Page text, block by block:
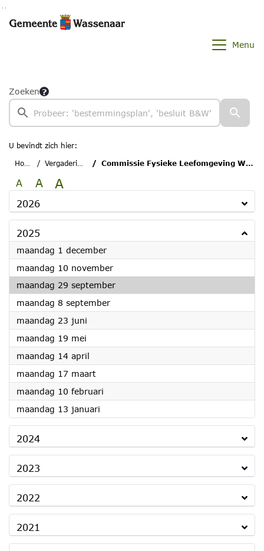
Ga naar de inhoud van deze pagina
Ga naar het zoeken
Ga naar het menu
Menu
Zoeken
U bevindt zich hier:
Home
Vergaderingen Commissie Fysieke Leefomgeving Wassenaar
A A A
2026
2025
maandag 1 december2025
maandag 10 november2025
maandag 29 september2025
maandag 8 september2025
maandag 23 juni
maandag 19 mei
maandag 14 april
maandag 17 maart2025
maandag 10 februari
maandag 13 januari
2024
2023
2022
2021